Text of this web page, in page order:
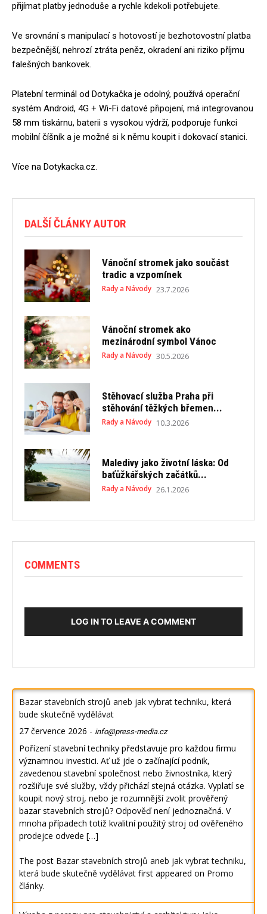
přijímat platby jednoduše a rychle kdekoli potřebujete.
Ve srovnání s manipulací s hotovostí je bezhotovostní platba
bezpečnější, nehrozí ztráta peněz, okradení ani riziko příjmu
falešných bankovek.
Platební terminál od Dotykačka je odolný, používá operační
systém Android, 4G + Wi-Fi datové připojení, má integrovanou
58 mm tiskárnu, baterii s vysokou výdrží, podporuje funkci
mobilní číšník a je možné si k němu koupit i dokovací stanici.
Více na Dotykacka.cz.
DALŠÍ ČLÁNKY AUTOR
Vánoční stromek jako součást
tradic a vzpomínek
Rady a Návody 23.7.2026
Vánoční stromek ako
mezinárodní symbol Vánoc
Rady a Návody 30.5.2026
Stěhovací služba Praha při
stěhování těžkých břemen...
Rady a Návody 10.3.2026
Maledivy jako životní láska: Od
baťůžkářských začátků...
Rady a Návody 26.1.2026
COMMENTS
LOG IN TO LEAVE A COMMENT
Bazar stavebních strojů aneb jak vybrat techniku, která
bude skutečně vydělávat
27 července 2026 - info@press-media.cz
Pořízení stavební techniky představuje pro každou firmu
významnou investici. Ať už jde o začínající podnik,
zavedenou stavební společnost nebo živnostníka, který
rozšiřuje své služby, vždy přichází stejná otázka. Vyplatí se
koupit nový stroj, nebo je rozumnější zvolit prověřený
bazar stavebních strojů? Odpověď není jednoznačná. V
mnoha případech totiž kvalitní použitý stroj od ověřeného
prodejce odvede […]
The post Bazar stavebních strojů aneb jak vybrat techniku,
která bude skutečně vydělávat first appeared on Promo
články.